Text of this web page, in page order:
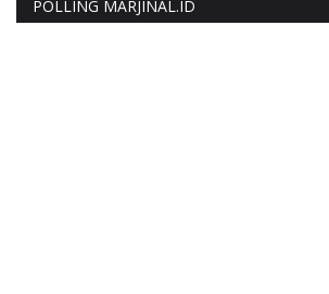
POLLING MARJINAL.ID